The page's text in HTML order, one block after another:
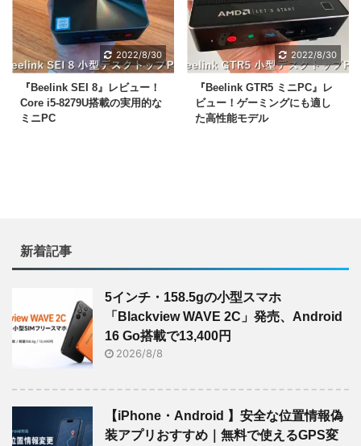
2022/8/30
『Beelink SEI 8』レビュー！
Core i5-8279U搭載の実用的な
ミニPC
2022/8/30
『Beelink GTR5 ミニPC』レ
ビュー！ゲーミングにも適し
た高性能モデル
新着記事
5インチ・158.5gの小型スマホ
「Blackview WAVE 2C」発売、Android
16 Go搭載で13,400円
2026/8/8
【iPhone・Android 】安全な位置情報偽
装アプリおすすめ｜無料で使えるGPS変